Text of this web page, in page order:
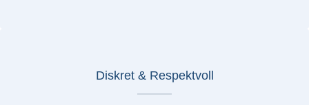
Diskret & Respektvoll